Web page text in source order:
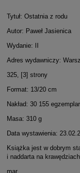
Tytuł: Ostatnia z rodu
Autor: Paweł Jasienica
Wydanie: II
Adres wydawniczy:
325, [3] strony
Format: 13/20 cm
Nakład: 30 155
Masa: 310 g
Data wystawienia:
Książka jest w dobrym
i naddarta na krawędziach.
mar